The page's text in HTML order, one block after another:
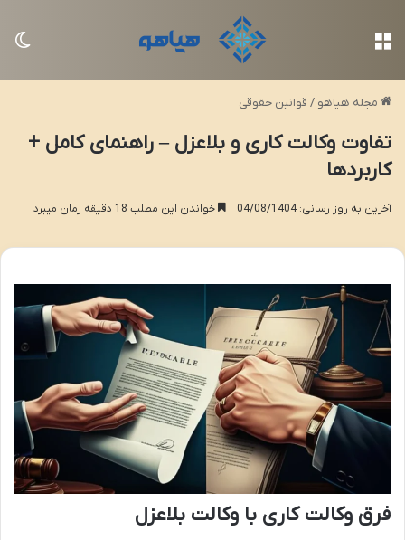
مجله هیاهو / قوانین حقوقی
تفاوت وکالت کاری و بلاعزل – راهنمای کامل +
کاربردها
آخرین به روز رسانی: 04/08/1404 خواندن این مطلب 18 دقیقه زمان میبرد
فرق وکالت کاری با وکالت بلاعزل